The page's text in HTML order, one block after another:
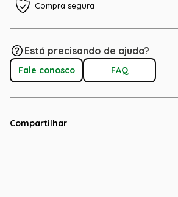
Compra segura
Está precisando de ajuda?
Fale conosco FAQ
Compartilhar